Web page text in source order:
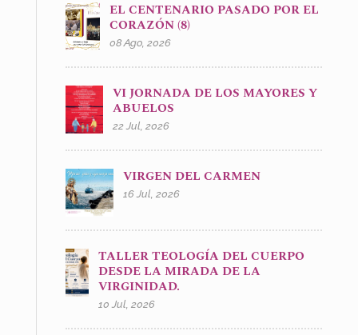
EL CENTENARIO PASADO POR EL
CORAZÓN (8)
08 Ago, 2026
VI JORNADA DE LOS MAYORES Y
ABUELOS
22 Jul, 2026
VIRGEN DEL CARMEN
16 Jul, 2026
TALLER TEOLOGÍA DEL CUERPO
DESDE LA MIRADA DE LA
VIRGINIDAD.
10 Jul, 2026